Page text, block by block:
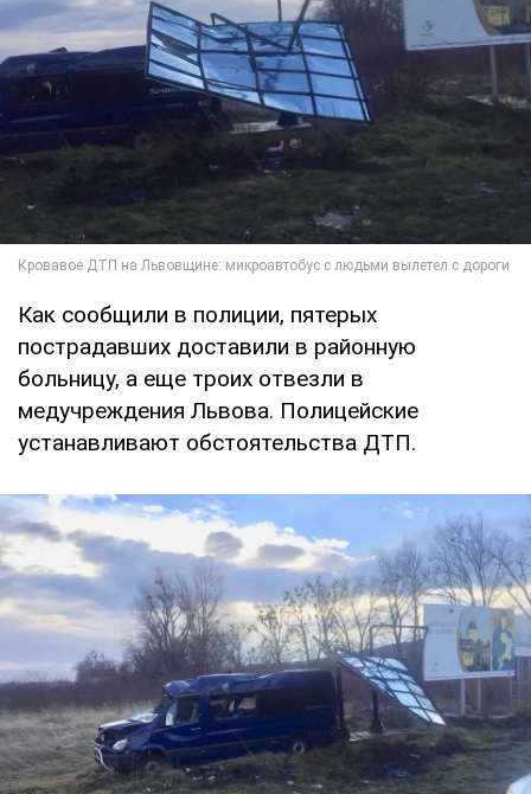
Как сообщили в полиции, пятерых
пострадавших доставили в районную
больницу, а еще троих отвезли в
медучреждения Львова. Полицейские
устанавливают обстоятельства ДТП.